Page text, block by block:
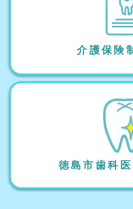
介護保険
徳島市歯科